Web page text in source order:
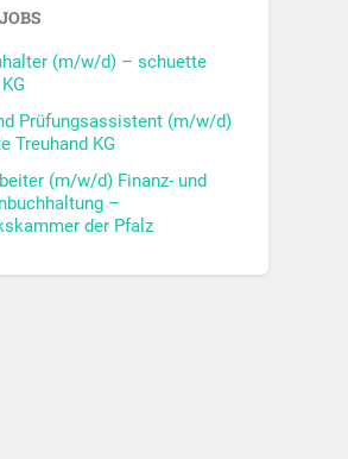
(m/w/d) – schuette
Prüfungsassistent (m/w/d)
Treuhand KG
(m/w/d) Finanz- und
–
der Pfalz